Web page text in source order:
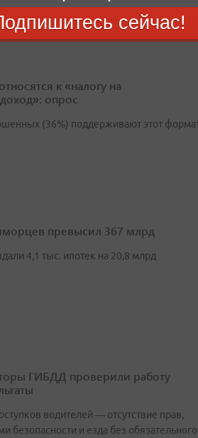
к «налогу на
опрос
(36%) поддерживают этот
превысил 367 млрд
4,1 тыс. ипотек на 20,8 млрд
ГИБДД проверили работу
водителей — отсутствие прав,
безопасности и езда без обязательного
сейчас!